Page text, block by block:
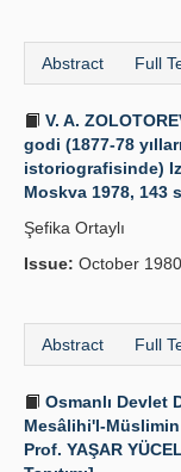
Abstract Full
V. A.
godi (1877-78
istoriografisinde)
Moskva 1978, 143
Şefika Ortaylı
Issue: October
Abstract Full
Osmanlı Devlet
Mesâlihi'l-
Prof. YAŞAR